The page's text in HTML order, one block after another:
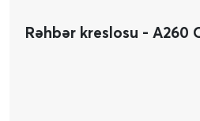
Rəhbər kreslosu - A260